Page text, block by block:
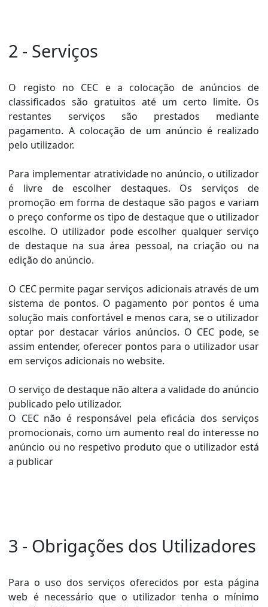
2 - Serviços
O registo no CEC e a colocação de anúncios de
classificados são gratuitos até um certo limite. Os
restantes serviços são prestados mediante
pagamento. A colocação de um anúncio é realizado
pelo utilizador.
Para implementar atratividade no anúncio, o utilizador
é livre de escolher destaques. Os serviços de
promoção em forma de destaque são pagos e variam
o preço conforme os tipo de destaque que o utilizador
escolhe. O utilizador pode escolher qualquer serviço
de destaque na sua área pessoal, na criação ou na
edição do anúncio.
O CEC permite pagar serviços adicionais através de um
sistema de pontos. O pagamento por pontos é uma
solução mais confortável e menos cara, se o utilizador
optar por destacar vários anúncios. O CEC pode, se
assim entender, oferecer pontos para o utilizador usar
em serviços adicionais no website.
O serviço de destaque não altera a validade do anúncio
publicado pelo utilizador.
O CEC não é responsável pela eficácia dos serviços
promocionais, como um aumento real do interesse no
anúncio ou no respetivo produto que o utilizador está
a publicar
3 - Obrigações dos Utilizadores
Para o uso dos serviços oferecidos por esta página
web é necessário que o utilizador tenha o mínimo